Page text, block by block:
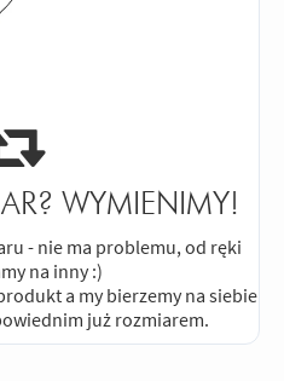
WYMIENIMY!
- nie ma problemu, od ręki
na inny :)
a my bierzemy na siebie
już rozmiarem.